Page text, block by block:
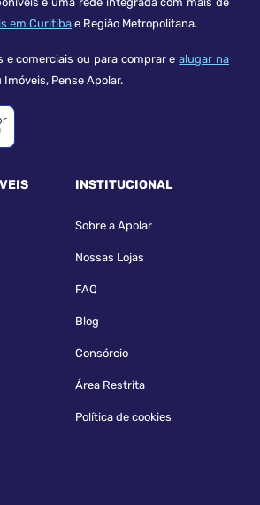
em Curitiba e Região Metropolitana.
e comerciais ou para comprar ealugar na
Imóveis, Pense Apolar.
INSTITUCIONAL
Sobre a Apolar
Nossas Lojas
FAQ
Blog
Consórcio
Área Restrita
Política de cookies